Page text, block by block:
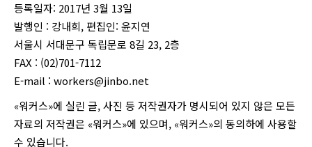
등록일자: 2017년 3월 13일
발행인 : 강내희, 편집인: 윤지연
서울시 서대문구 독립문로 8길 23, 2층
FAX : (02)701-7112
E-mail : workers@jinbo.net
«워커스»에 실린 글, 사진 등 저작권자가 명시되어 있지 않은 모든
자료의 저작권은 «워커스»에 있으며, «워커스»의 동의하에 사용할
수 있습니다.